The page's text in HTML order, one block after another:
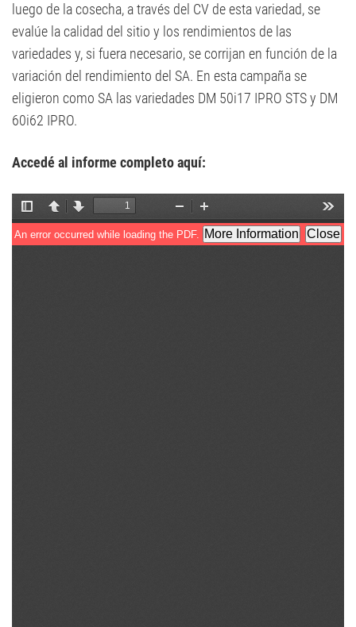
luego de la cosecha, a través del CV de esta variedad, se
evalúe la calidad del sitio y los rendimientos de las
variedades y, si fuera necesario, se corrijan en función de la
variación del rendimiento del SA. En esta campaña se
eligieron como SA las variedades DM 50i17 IPRO STS y DM
60i62 IPRO.
Accedé al informe completo aquí: